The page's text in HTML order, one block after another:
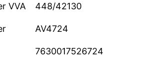
VVA 448/42130
AV4724
7630017526724